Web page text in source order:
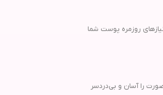
روزمره پوست شما
صورت را آسان و بی‌دردسر